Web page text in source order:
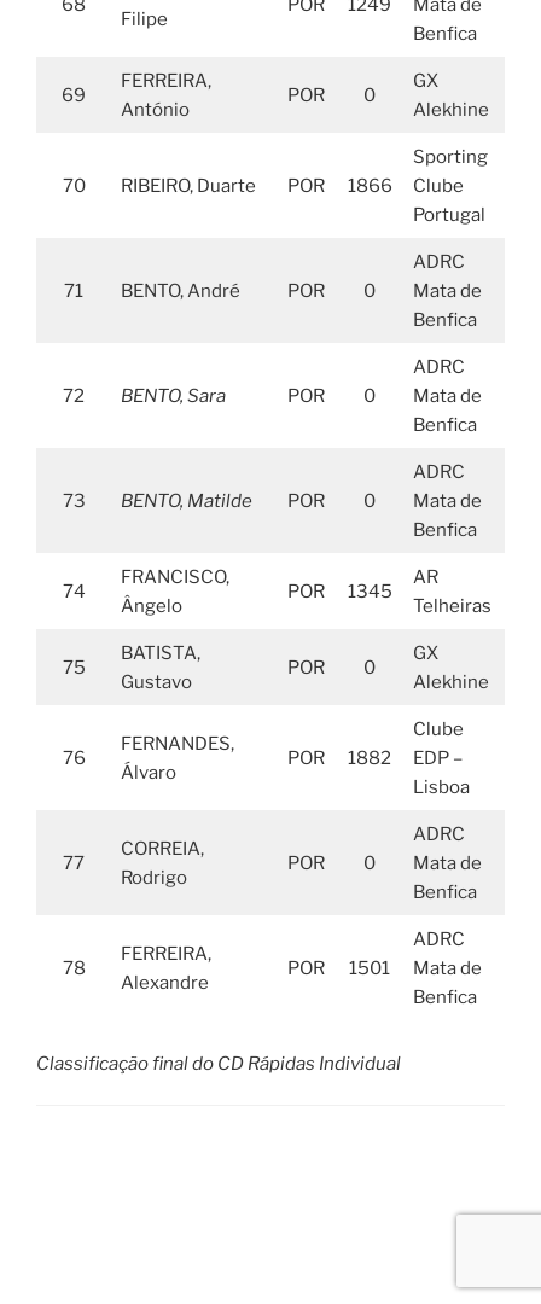
68
Filipe
POR 1249
Mata de
Benfica
69
FERREIRA,
António
POR 0
GX
Alekhine
70 RIBEIRO, Duarte POR 1866
Sporting
Clube
Portugal
71 BENTO, André POR 0
ADRC
Mata de
Benfica
72 BENTO, Sara POR 0
ADRC
Mata de
Benfica
73 BENTO, Matilde POR 0
ADRC
Mata de
Benfica
74
FRANCISCO,
Ângelo
POR 1345
AR
Telheiras
75
BATISTA,
Gustavo
POR 0
GX
Alekhine
76
FERNANDES,
Álvaro
POR 1882
Clube
EDP –
Lisboa
77
CORREIA,
Rodrigo
POR 0
ADRC
Mata de
Benfica
78
FERREIRA,
Alexandre
POR 1501
ADRC
Mata de
Benfica
Classificação final do CD Rápidas Individual